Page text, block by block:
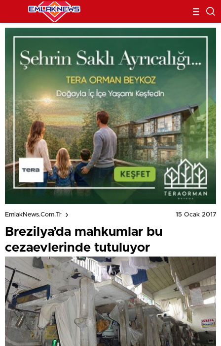
EmlakNews.com.tr 15 Ocak 2017
Brezilya’da mahkumlar bu
cezaevlerinde tutuluyor